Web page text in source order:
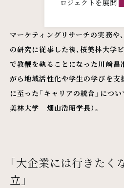
ロジェクトを展開
マーケティングリサーチの実務や
の研究に従事した後、桜美林大学
で教鞭を執ることになった川﨑昌
がら地域活性化や学生の学びを支
に至った「キャリアの統合」につ
美林大学 畑山浩昭学長）。
「大企業には行きたく
立」